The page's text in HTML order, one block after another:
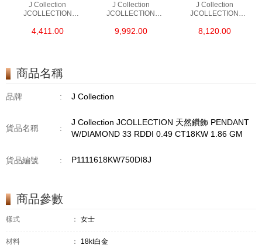
J Collection
JCOLLECTION
RDDI 0.48 CT18KR
4,411.00
J Collection
JCOLLECTION
RDDI 1.34 CT18KW
9,992.00
J Collection
JCOLLECTION
W/DIAMOND 7
8,120.00
商品名稱
品牌 : J Collection
貨品名稱 :
J Collection JCOLLECTION 天然鑽飾 PENDANT
W/DIAMOND 33 RDDI 0.49 CT18KW 1.86 GM
貨品編號 : P1111618KW750DI8J
商品參數
樣式 ： 女士
材料 ： 18kt白金